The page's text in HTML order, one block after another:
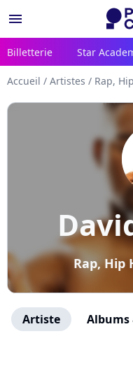
menu
Billetterie Star
Accueil / Artistes / Rap,
Rap, Hip
Artiste Albums